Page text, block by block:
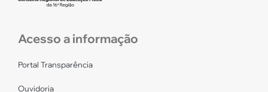
Acesso a informação
Portal Transparência
Ouvidoria